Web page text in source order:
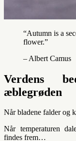
“Autumn is a
flower.”
– Albert Camus
Verdens
æblegrøden
Når bladene falder og
Når temperaturen
findes frem…